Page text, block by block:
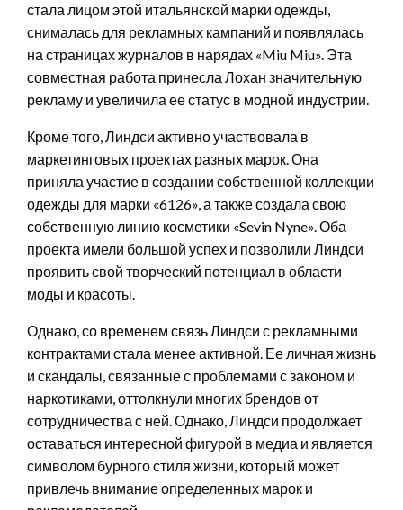
стала лицом этой итальянской марки одежды,
снималась для рекламных кампаний и появлялась
на страницах журналов в нарядах «Miu Miu». Эта
совместная работа принесла Лохан значительную
рекламу и увеличила ее статус в модной индустрии.
Кроме того, Линдси активно участвовала в
маркетинговых проектах разных марок. Она
приняла участие в создании собственной коллекции
одежды для марки «6126», а также создала свою
собственную линию косметики «Sevin Nyne». Оба
проекта имели большой успех и позволили Линдси
проявить свой творческий потенциал в области
моды и красоты.
Однако, со временем связь Линдси с рекламными
контрактами стала менее активной. Ее личная жизнь
и скандалы, связанные с проблемами с законом и
наркотиками, оттолкнули многих брендов от
сотрудничества с ней. Однако, Линдси продолжает
оставаться интересной фигурой в медиа и является
символом бурного стиля жизни, который может
привлечь внимание определенных марок и